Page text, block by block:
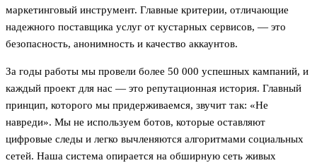
маркетинговый инструмент. Главные критерии, отличающие
надежного поставщика услуг от кустарных сервисов, — это
безопасность, анонимность и качество аккаунтов.
За годы работы мы провели более 50 000 успешных кампаний, и
каждый проект для нас — это репутационная история. Главный
принцип, которого мы придерживаемся, звучит так: «Не
навреди». Мы не используем ботов, которые оставляют
цифровые следы и легко вычленяются алгоритмами социальных
сетей. Наша система опирается на обширную сеть живых